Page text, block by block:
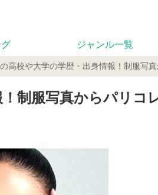
ジャンル一覧
高校や大学の学歴・出身情報！制服写真
制服写真からパリコ